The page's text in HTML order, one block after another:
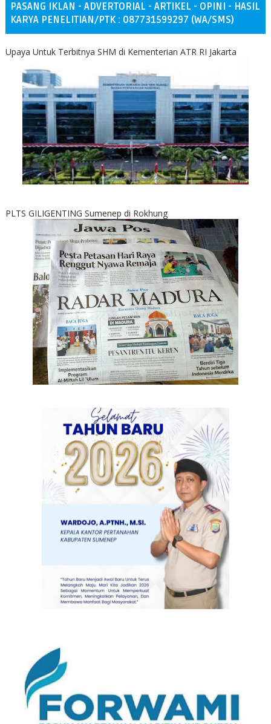
PASANG IKLAN - ADVERTORIAL - ARTIKEL - OPINI - HASIL
KARYA PENELITIAN/PTK : 087731599297 (WA/SMS)
Upaya Untuk Terbitnya SHM di Kementerian ATR RI Jakarta
PLTS GILIGENTING Sumenep di Rokhung